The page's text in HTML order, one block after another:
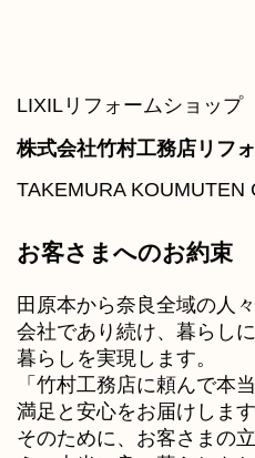
LIXILリフォームショップ
株式会社竹村工務店リフ
TAKEMURA KOUMUTEN
お客さまへのお約束
田原本から奈良全域の人
会社であり続け、暮らし
暮らしを実現します。
「竹村工務店に頼んで本
満足と安心をお届けします
そのために、お客さまの